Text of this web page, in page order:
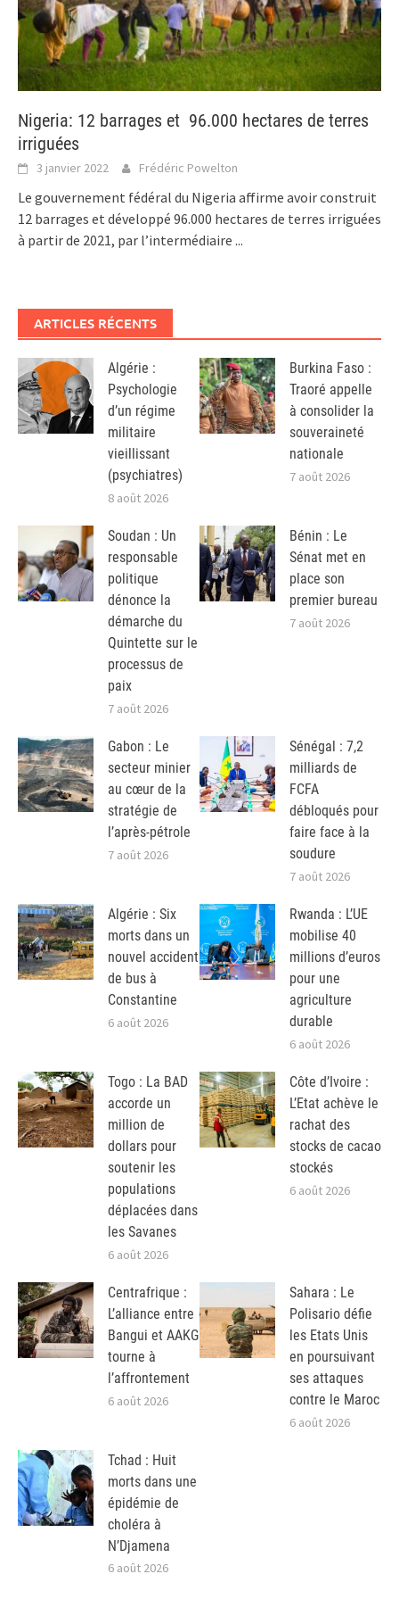
Nigeria: 12 barrages et 96.000 hectares de terres
irriguées
3 janvier 2022 Frédéric Powelton
Le gouvernement fédéral du Nigeria affirme avoir construit
12 barrages et développé 96.000 hectares de terres irriguées
à partir de 2021, par l’intermédiaire ...
ARTICLES RÉCENTS
Algérie :
Psychologie
d’un régime
militaire
vieillissant
(psychiatres)
8 août 2026
Burkina Faso :
Traoré appelle
à consolider la
souveraineté
nationale
7 août 2026
Soudan : Un
responsable
politique
dénonce la
démarche du
Quintette sur le
processus de
paix
7 août 2026
Bénin : Le
Sénat met en
place son
premier bureau
7 août 2026
Gabon : Le
secteur minier
au cœur de la
stratégie de
l’après-pétrole
7 août 2026
Sénégal : 7,2
milliards de
FCFA
débloqués pour
faire face à la
soudure
7 août 2026
Algérie : Six
morts dans un
nouvel accident
de bus à
Constantine
6 août 2026
Rwanda : L’UE
mobilise 40
millions d’euros
pour une
agriculture
durable
6 août 2026
Togo : La BAD
accorde un
million de
dollars pour
soutenir les
populations
déplacées dans
les Savanes
6 août 2026
Côte d’Ivoire :
L’Etat achève le
rachat des
stocks de cacao
stockés
6 août 2026
Centrafrique :
L’alliance entre
Bangui et AAKG
tourne à
l’affrontement
6 août 2026
Sahara : Le
Polisario défie
les Etats Unis
en poursuivant
ses attaques
contre le Maroc
6 août 2026
Tchad : Huit
morts dans une
épidémie de
choléra à
N’Djamena
6 août 2026